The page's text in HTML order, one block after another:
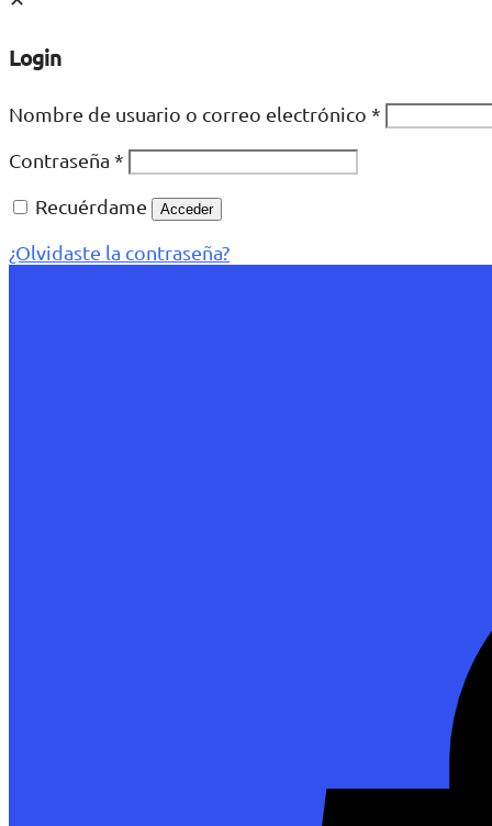
Login
Nombre de usuario o correo electrónico *
Contraseña *
Recuérdame
Acceder
¿Olvidaste la contraseña?